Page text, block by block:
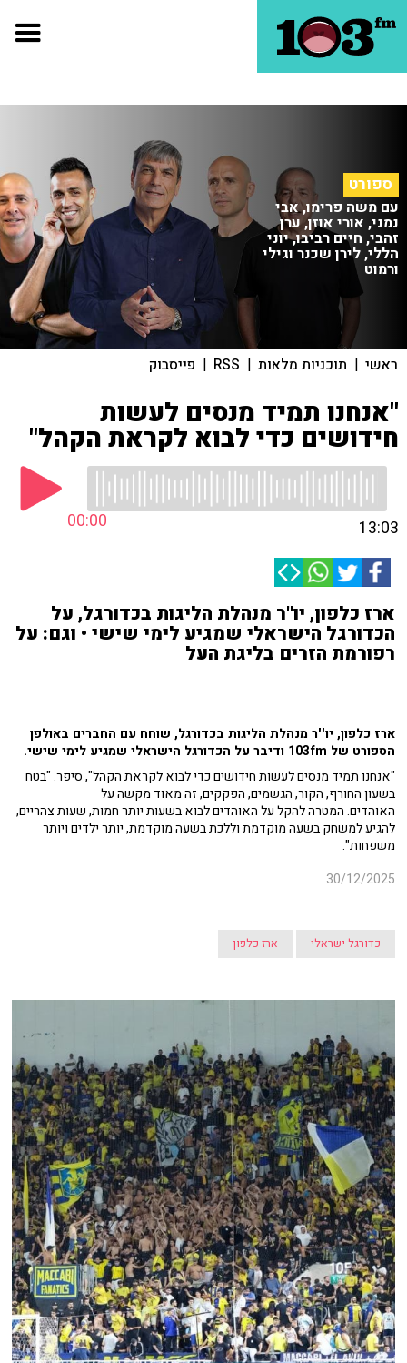
ספורט
עם משה פרימו, אבי
נמני, אורי אוזן, ערן
זהבי, חיים רביבו, יוני
הללי, לירן שכנר וגילי
ורמוט
ראשי | תוכניות מלאות |
RSS
| פייסבוק
"אנחנו תמיד מנסים לעשות
חידושים כדי לבוא לקראת הקהל"
00:00 13:03
ארז כלפון, יו''ר מנהלת הליגות בכדורגל, על
הכדורגל הישראלי שמגיע לימי שישי • וגם: על
רפורמת הזרים בליגת העל
ארז כלפון, יו''ר מנהלת הליגות בכדורגל, שוחח עם החברים באולפן
הספורט של 103fm ודיבר על הכדורגל הישראלי שמגיע לימי שישי.
"אנחנו תמיד מנסים לעשות חידושים כדי לבוא לקראת הקהל", סיפר. "בטח
בשעון החורף, הקור, הגשמים, הפקקים, זה מאוד מקשה על
האוהדים. המטרה להקל על האוהדים לבוא בשעות יותר חמות, שעות צהריים,
להגיע למשחק בשעה מוקדמת וללכת בשעה מוקדמת, יותר ילדים ויותר
משפחות".
30/12/2025
כדורגל ישראלי ארז כלפון